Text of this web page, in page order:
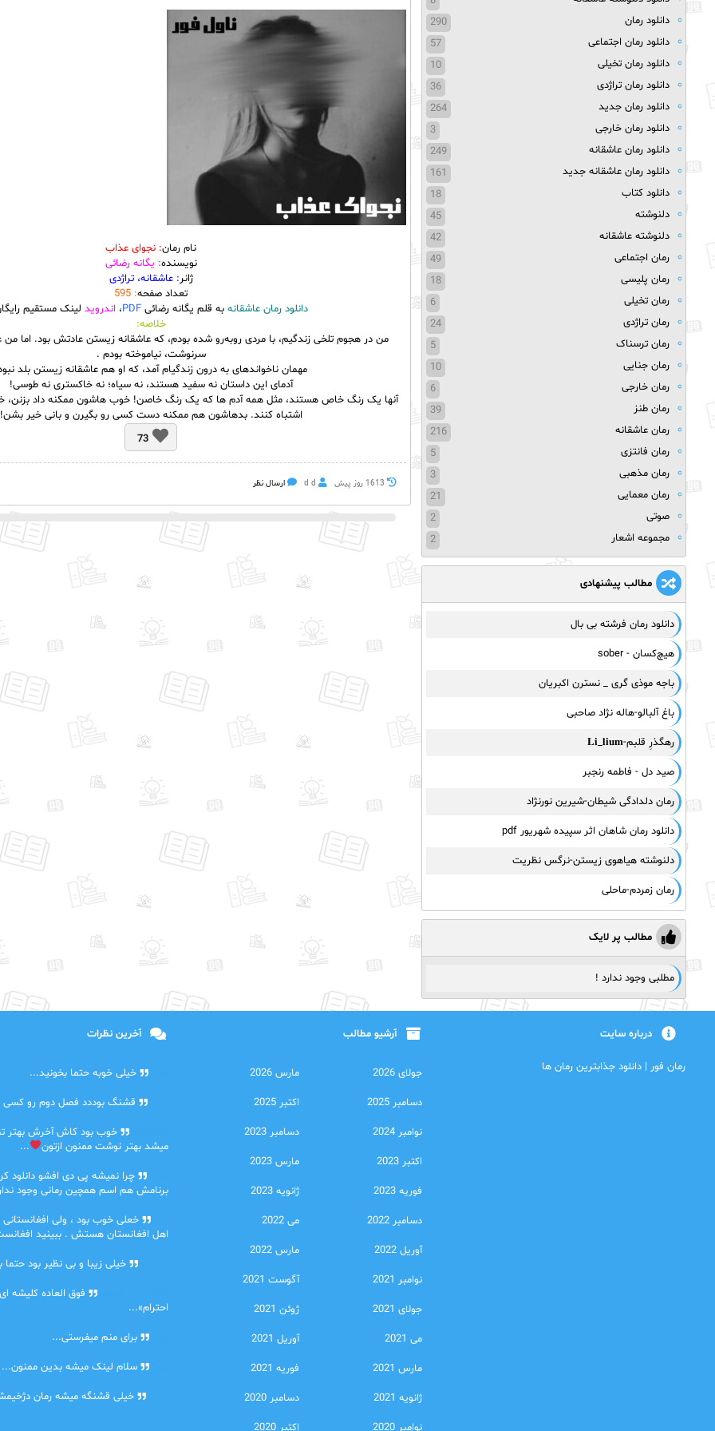
نام رمان: نجوای عذاب
نویسنده: یگانه رضائی
ژانر: عاشقانه، تراژدی
تعداد صفحه: 595
دانلود رمان عاشقانه به قلم یگانه رضائی PDF، اندروید لینک مستقیم
خلاصه:
من در هجوم تلخی زندگیم، با مردی روبه‌رو شده بودم، که عاشقانه زیستن عادتش بود. اما من
سرنوشت، نیاموخته بودم .
مهمان ناخواندهای به درون زندگیام آمد، که او هم عاشقانه زیستن بلد
آدمای این داستان نه سفید هستند، نه سیاه؛ نه خاکستری نه طوسی!
آنها یک رنگ خاص هستند، مثل همه آدم ها که یک رنگ خاصن! خوب هاشون ممکنه داد بزنن،
اشتباه کنند. بدهاشون هم ممکنه دست کسی رو بگیرن و بانی خیر بشن!
73
1613 روز پيش d d ارسال نظر
دانلود رمان
290
دانلود رمان اجتماعی
57
دانلود رمان تخیلی
10
دانلود رمان تراژدی
36
دانلود رمان جدید
264
دانلود رمان خارجی
3
دانلود رمان عاشقانه
249
دانلود رمان عاشقانه جدید
161
دانلود کتاب
18
دلنوشته
45
دلنوشته عاشقانه
42
رمان اجتماعی
49
رمان پلیسی
18
رمان تخیلی
6
رمان تراژدی
24
رمان ترسناک
5
رمان جنایی
10
رمان خارجی
6
رمان طنز
39
رمان عاشقانه
216
رمان فانتزی
5
رمان مذهبی
3
رمان معمایی
21
صوتی
2
مجموعه اشعار
2
مطالب پیشنهادی
‌دانلود رمان فرشته بی بال
هیچ‌کسان - sober
باجه موذی گری _ نسترن اکبریان
باغ آلبالو-هاله نژاد صاحبی
رهگذرِ قلبم-𝐋𝐢_𝐥𝐢𝐮𝐦
صید دل - فاطمه رنجبر
رمان دلدادگی شیطان-شیرین نورنژاد
دانلود رمان شاهان اثر سپیده شهریور pdf
دلنوشته هیاهوی زیستن-نرگس نظریت
رمان زمردم-ماحلی
مطالب پر لایک
مطلبی وجود ندارد !
درباره سایت
رمان فور | دانلود جذابترین رمان ها
آرشیو مطالب
جولای 2026 مارس 2026
دسامبر 2025 اکتبر 2025
نوامبر 2024 دسامبر 2023
اکتبر 2023 مارس 2023
فوریه 2023 ژانویه 2023
دسامبر 2022 می 2022
آوریل 2022 مارس 2022
نوامبر 2021 آگوست 2021
جولای 2021 ژوئن 2021
می 2021 آوریل 2021
مارس 2021 فوریه 2021
ژانویه 2021 دسامبر 2020
نوامبر 2020 اکتبر 2020
آخرین نظرات
خیلی خوبه حتما بخونید...
قشنگ بوددد فصل دوم رو کسی
خوب بود کاش آخرش بهتر
میشد بهتر نوشت ممنون ازتون
...
چرا نمیشه پی دی افشو دانلود
برنامش هم اسم همچین رمانی وجود
خعلی خوب بود ، ولی
اهل افغانستان هستش . ببینید
خیلی زیبا و بی نظیر بود حتما
فوق العاده کلیشه
احترام»...
برای منم میفرستی...
سلام لینک میشه بدین ممنون...
خیلی قشنگه میشه رمان